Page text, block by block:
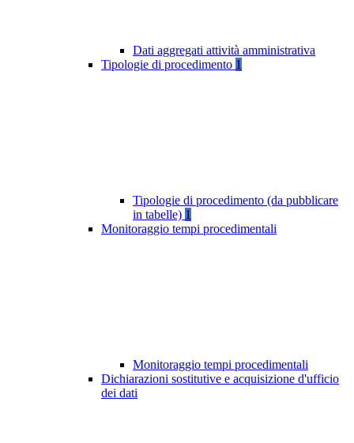
Dati aggregati attività amministrativa
Tipologie di procedimento 1
Tipologie di procedimento (da pubblicare
in tabelle) 1
Monitoraggio tempi procedimentali
Monitoraggio tempi procedimentali
Dichiarazioni sostitutive e acquisizione d'ufficio
dei dati